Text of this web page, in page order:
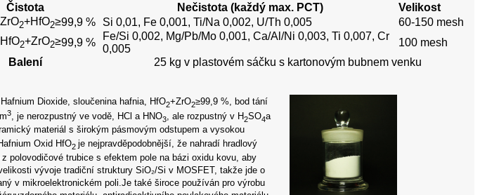
Čistota Nečistota (každý max. PCT)
Velikost
ZrO2+HfO2≥99,9 % Si 0,01, Fe 0,001, Ti/Na 0,002, U/Th 0,005
60-150 mesh
HfO2+ZrO2≥99,9 %
Fe/Si 0,002, Mg/Pb/Mo 0,001, Ca/Al/Ni 0,003, Ti 0,007, Cr
0,005
100 mesh
Balení 25 kg v plastovém sáčku s kartonovým bubnem venku
Dioxide, sloučenina hafnia, HfO2+ZrO2≥99,9 %, bod tání
3, je nerozpustný ve vodě, HCl a HNO3, ale rozpustný v H2SO4a
materiál s širokým pásmovým odstupem a vysokou
Oxid HfO2 je nejpravděpodobnější, že nahradí hradlový
polovodičové trubice s efektem pole na bázi oxidu kovu, aby
vývoje tradiční struktury SiO₂/Si v MOSFET, takže jde o
v mikroelektronickém poli.Je také široce používán pro výrobu